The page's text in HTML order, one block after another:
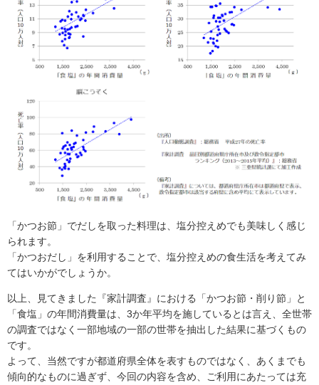
「かつお節」でだしを取った料理は、塩分控えめでも美味しく感じ
られます。
「かつおだし」を利用することで、塩分控えめの食生活を考えてみ
てはいかがでしょうか。
以上、見てきました『家計調査』における「かつお節・削り節」と
「食塩」の年間消費量は、3か年平均を施しているとは言え、全世帯
の調査ではなく一部地域の一部の世帯を抽出した結果に基づくもの
です。
よって、当然ですが都道府県全体を表すものではなく、あくまでも
傾向的なものに過ぎず、今回の内容を含め、ご利用にあたっては充